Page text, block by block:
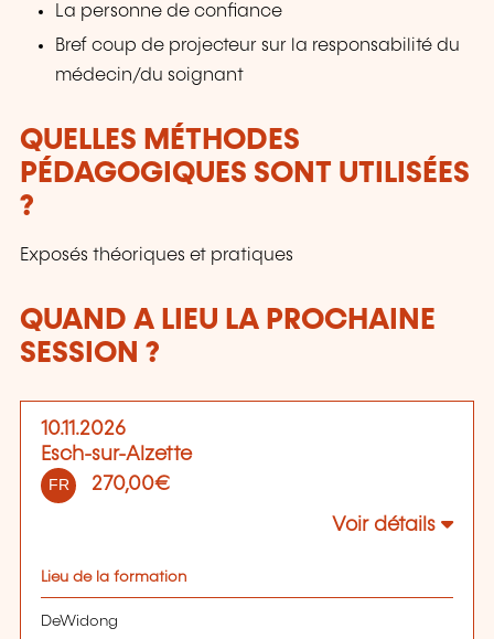
La personne de confiance
Bref coup de projecteur sur la responsabilité du
médecin/du soignant
QUELLES MÉTHODES
PÉDAGOGIQUES SONT UTILISÉES
?
Exposés théoriques et pratiques
QUAND A LIEU LA PROCHAINE
SESSION ?
10.11.2026
Esch-sur-Alzette
FR 270,00€
Voir détails
Lieu de la formation
DeWidong